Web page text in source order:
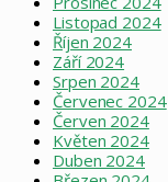
Listopad 2024
Říjen 2024
Září 2024
Srpen 2024
Červenec 2024
Červen 2024
Květen 2024
Duben 2024